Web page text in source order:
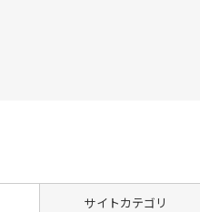
サイトカテゴリ